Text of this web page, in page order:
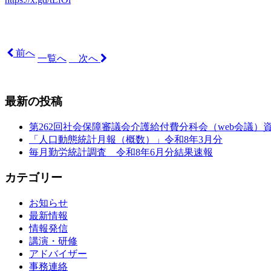
前へ
一覧へ 次へ
最新の投稿
第262回社会保障審議会介護給付費分科会（web会議）
「人口動態統計月報（概数）」令和8年3月分
毎月勤労統計調査 令和8年6月分結果速報
カテゴリー
お知らせ
最新情報
情報発信
講演・研修
アドバイザー
事務連絡